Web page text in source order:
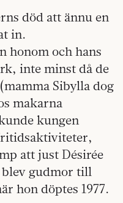
död att ännu en
in.
honom och hans
inte minst då de
Sibylla dog
makarna
kungen
att just Désirée
blev gudmor till
hon döptes 1977.